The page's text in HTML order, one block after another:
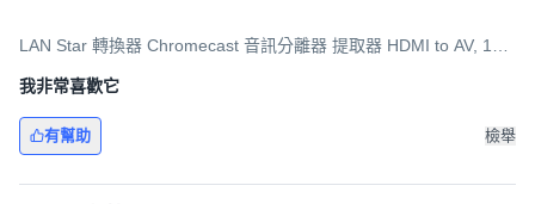
LAN Star 轉換器 Chromecast 音訊分離器 提取器 HDMI to AV, 1個,
我非常喜歡它
有幫助 檢舉